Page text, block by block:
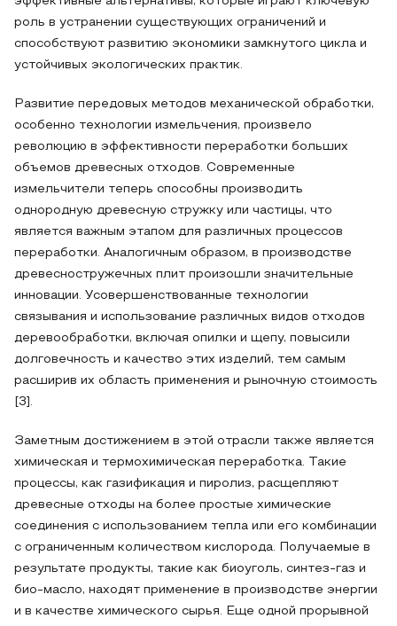
роль в устранении существующих ограничений и
способствуют развитию экономики замкнутого цикла и
устойчивых экологических практик.
Развитие передовых методов механической обработки,
особенно технологии измельчения, произвело
революцию в эффективности переработки больших
объемов древесных отходов. Современные
измельчители теперь способны производить
однородную древесную стружку или частицы, что
является важным этапом для различных процессов
переработки. Аналогичным образом, в производстве
древесностружечных плит произошли значительные
инновации. Усовершенствованные технологии
связывания и использование различных видов отходов
деревообработки, включая опилки и щепу, повысили
долговечность и качество этих изделий, тем самым
расширив их область применения и рыночную стоимость
[3].
Заметным достижением в этой отрасли также является
химическая и термохимическая переработка. Такие
процессы, как газификация и пиролиз, расщепляют
древесные отходы на более простые химические
соединения с использованием тепла или его комбинации
с ограниченным количеством кислорода. Получаемые в
результате продукты, такие как биоуголь, синтез-газ и
био-масло, находят применение в производстве энергии
и в качестве химического сырья. Еще одной прорывной